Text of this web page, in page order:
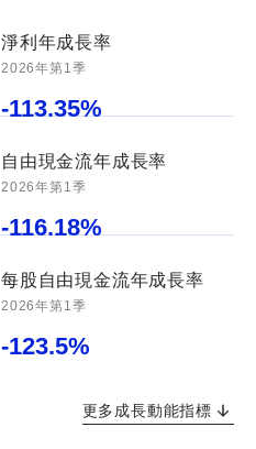
淨利年成長率
2026年第1季
-113.35%
自由現金流年成長率
2026年第1季
-116.18%
每股自由現金流年成長率
2026年第1季
-123.5%
更多成長動能指標